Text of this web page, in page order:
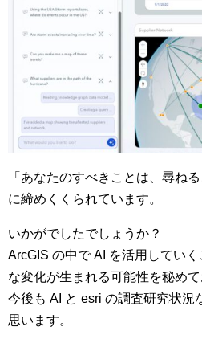
「あなたのすべきことは、尋ね
に締めくくられています。
いかがでしたでしょうか？
ArcGIS の中で AI を活用してい
な変化が生まれる可能性を秘めて
今後も AI と esri の調査研究状況
思います。